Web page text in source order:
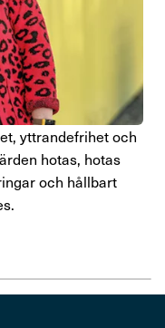
yttran­de­frihet och
hotas, hotas
och håll­bart